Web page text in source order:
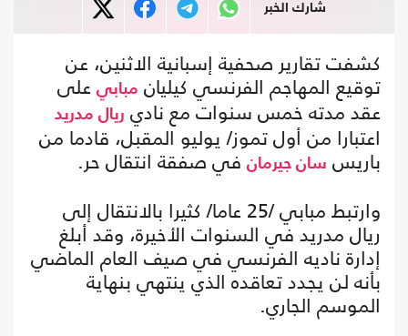
شارك الخبر
كشفت تقارير صحفية إسبانية الاثنين، عن
توقيع المهاجم الفرنسي كيليان مبابي على
عقد مدته خمس سنوات مع نادي ريال مدريد
اعتبارا من أول تموز/ يوليو المقبل، قادما من
باريس سان جيرمان في صفقة انتقال حر.
وارتبط مبابي /25 عاما/ كثيرا بالانتقال إلى
ريال مدريد في السنوات الأخيرة، وقد أبلغ
إدارة ناديه الفرنسي في صيف العام الماضي
بأنه لن يجدد تعاقده الذي ينتهي بنهاية
الموسم الجاري.